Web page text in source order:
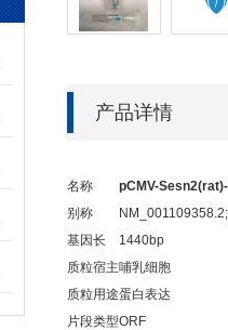
产品详情
名称
pCMV-
别称
基因长
1440bp
质粒宿主哺乳细胞
质粒用途蛋白表达
片段类型ORF